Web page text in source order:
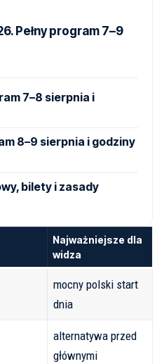
Pełny program 7–9
7–8 sierpnia i
8–9 sierpnia i godziny
bilety i zasady
Najważniejsze dla
widza
mocny polski start
dnia
alternatywa przed
głównymi